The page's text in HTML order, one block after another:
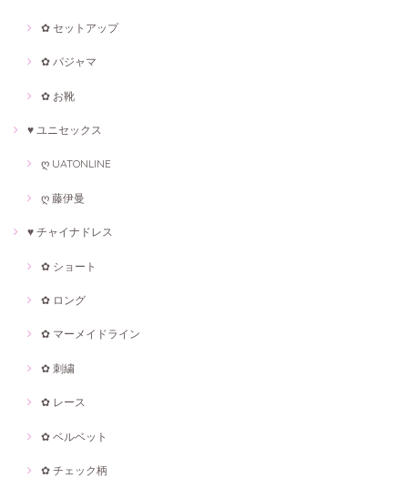
✿ セットアップ
✿ パジャマ
✿ お靴
♥ ユニセックス
ღ UATONLINE
ღ 藤伊曼
♥ チャイナドレス
✿ ショート
✿ ロング
✿ マーメイドライン
✿ 刺繍
✿ レース
✿ ベルベット
✿ チェック柄